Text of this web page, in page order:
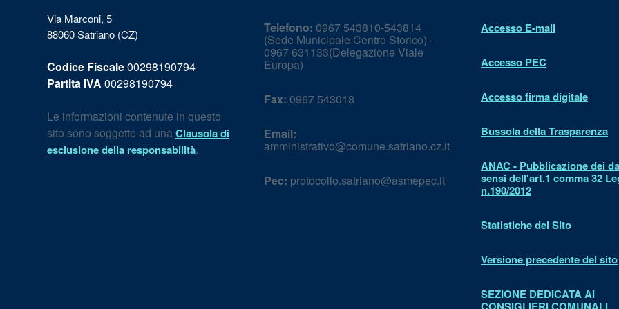
Via Marconi, 5
88060 Satriano (CZ)
Codice Fiscale00298190794
Partita IVA 00298190794
Le informazioni contenute in questo
sito sono soggette ad unaClausola di
esclusione della responsabilità.
Telefono: 0967 543810-543814
(Sede Municipale Centro Storico) -
0967 631133(Delegazione Viale
Europa)
Fax: 0967 543018
Email:
amministrativo@comune.satriano.cz.it
Pec: protocollo.satriano@asmepec.it
Accesso E-mail
Accesso PEC
Accesso firma digitale
Bussola della Trasparenza
ANAC - Pubblicazione dei
sensi dell'art.1 comma 32
n.190/2012
Statistiche del Sito
Versione precedente del sito
SEZIONE DEDICATA AI